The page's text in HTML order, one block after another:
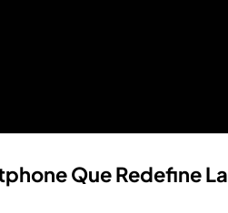
Que Redefine La